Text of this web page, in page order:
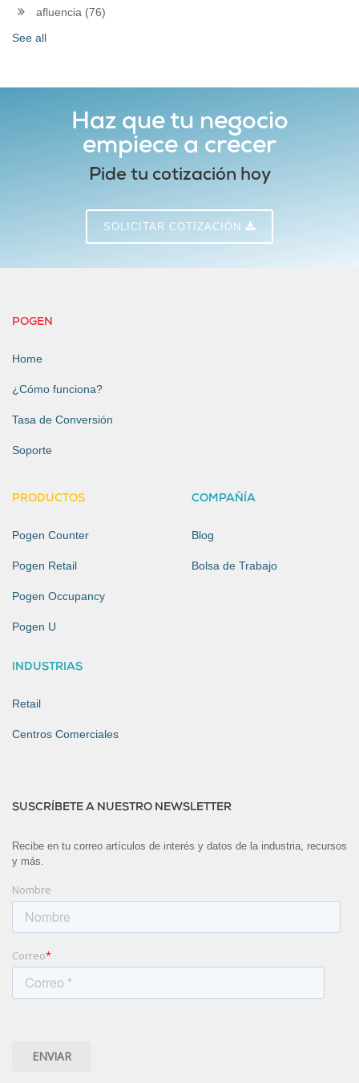
afluencia (76)
See all
Haz que tu negocio
empiece a crecer
Pide tu cotización hoy
SOLICITAR COTIZACIÓN
POGEN
Home
¿Cómo funciona?
Tasa de Conversión
Soporte
PRODUCTOS
Pogen Counter
Pogen Retail
Pogen Occupancy
Pogen U
INDUSTRIAS
Retail
Centros Comerciales
COMPAÑÍA
Blog
Bolsa de Trabajo
SUSCRÍBETE A NUESTRO NEWSLETTER
Recibe en tu correo artículos de interés y datos de la industria, recursos
y más.
Nombre
Correo*